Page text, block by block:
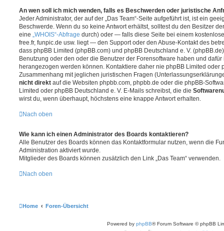
An wen soll ich mich wenden, falls es Beschwerden oder juristische
Jeder Administrator, der auf der „Das Team“-Seite aufgeführt ist, ist ein
Beschwerde. Wenn du so keine Antwort erhältst, solltest du den Besitzer
eine „WHOIS“-Abfrage durch) oder — falls diese Seite bei einem
free.fr, funpic.de usw. liegt — den Support oder den Abuse-Kontakt des
dass phpBB Limited (phpBB.com) und phpBB Deutschland e. V.
Benutzung oder den oder die Benutzer der Forensoftware haben und
herangezogen werden können. Kontaktiere daher nie phpBB Limited oder
Zusammenhang mit jeglichen juristischen Fragen
nicht direkt auf die Websiten phpbb.com, phpbb.de oder die phpBB-
Limited oder phpBB Deutschland e. V. E-Mails schreibst, die die
wirst du, wenn überhaupt, höchstens eine knappe Antwort erhalten.
Nach oben
Wie kann ich einen Administrator des Boards kontaktieren?
Alle Benutzer des Boards können das Kontaktformular nutzen, wenn die
Administration aktiviert wurde.
Mitglieder des Boards können zusätzlich den Link „Das Team“ verwenden.
Nach oben
Home Foren-Übersicht
Powered by phpBB® Forum Software © phpBB